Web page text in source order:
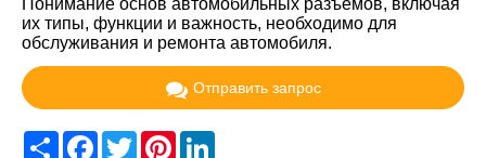
их типы, функции и важность, необходимо для
обслуживания и ремонта автомобиля.
Отправить запрос
ShareFacebook
TwitterPinterest